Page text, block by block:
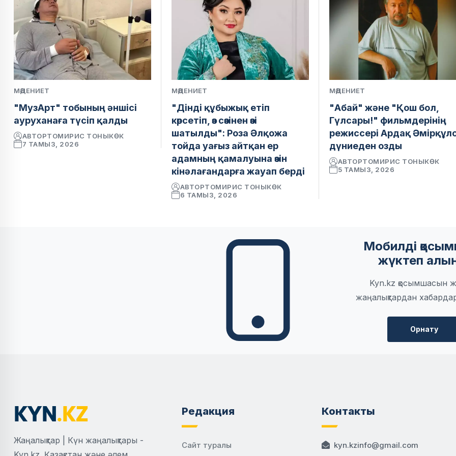
МӘДЕНИЕТ
"МузАрт" тобының әншісі
ауруханаға түсіп қалды
АВТОРТОМИРИС ТОНЫКӨК
7 ТАМЫЗ, 2026
МӘДЕНИЕТ
"Дінді құбыжық етіп
көрсетіп, өз сөзінен өзі
шатылды": Роза Әлқожа
тойда уағыз айтқан ер
адамның қамалуына өзін
кінәлағандарға жауап берді
АВТОРТОМИРИС ТОНЫКӨК
6 ТАМЫЗ, 2026
МӘДЕНИЕТ
"Абай" және "Қош бол,
Гүлсары!" фильмдерінің
режиссері Ардақ
дүниеден озды
АВТОРТОМИРИС ТОНЫКӨК
5 ТАМЫЗ, 2026
Мобилді
жүктеп
Kyn.kz қосымшасын
жаңалықтардан
Орнату
Жаңалықтар | Күн жаңалықтары -
Редакция
Сайт туралы
Контакты
kyn.kzinfo@gmail.com